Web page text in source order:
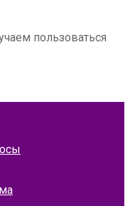
пользоваться